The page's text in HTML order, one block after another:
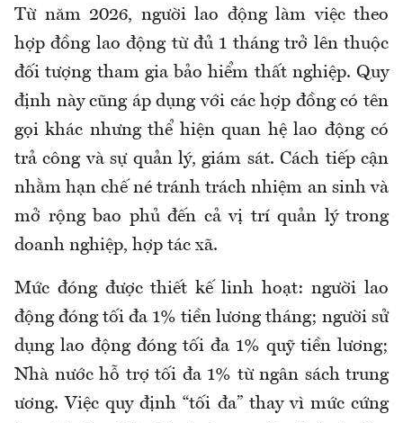
Từ năm 2026, người lao động làm việc theo
hợp đồng lao động từ đủ 1 tháng trở lên thuộc
đối tượng tham gia bảo hiểm thất nghiệp. Quy
định này cũng áp dụng với các hợp đồng có tên
gọi khác nhưng thể hiện quan hệ lao động có
trả công và sự quản lý, giám sát. Cách tiếp cận
nhằm hạn chế né tránh trách nhiệm an sinh và
mở rộng bao phủ đến cả vị trí quản lý trong
doanh nghiệp, hợp tác xã.
Mức đóng được thiết kế linh hoạt: người lao
động đóng tối đa 1% tiền lương tháng; người sử
dụng lao động đóng tối đa 1% quỹ tiền lương;
Nhà nước hỗ trợ tối đa 1% từ ngân sách trung
ương. Việc quy định “tối đa” thay vì mức cứng